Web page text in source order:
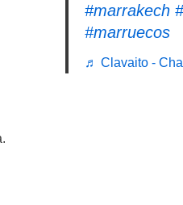
#marrakech
#marruecos
♬ Clavaito -